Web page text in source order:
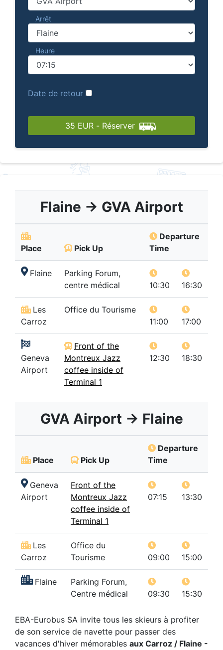
Arrêt
Heure
Date de retour
35 EUR - Réserver
Flaine → GVA Airport
Place Pick Up
Departure
Time
Flaine
Parking Forum,
centre médical
10:30 16:30
Les
Carroz
Office du Tourisme
11:00
17:00
Geneva
Airport
Front of the
Montreux Jazz
coffee inside of
Terminal 1
12:30 18:30
GVA Airport → Flaine
Place Pick Up
Departure
Time
Geneva
Airport
Front of the
Montreux Jazz
coffee inside of
Terminal 1
07:15 13:30
Les
Carroz
Office du
Tourisme
09:00 15:00
Flaine
Parking Forum,
Centre médical
09:30 15:30
EBA-Eurobus SA invite tous les skieurs à profiter
de son service de navette pour passer des
vacances d'hiver mémorables aux Carroz / Flaine -